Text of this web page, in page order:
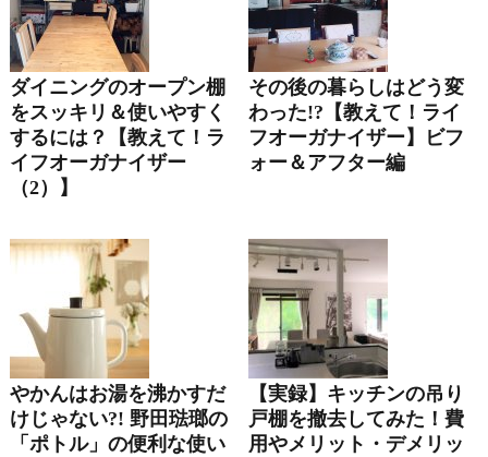
ダイニングのオープン棚
をスッキリ＆使いやすく
するには？【教えて！ラ
イフオーガナイザー
（2）】
その後の暮らしはどう変
わった!?【教えて！ライ
フオーガナイザー】ビフ
ォー＆アフター編
やかんはお湯を沸かすだ
けじゃない?! 野田琺瑯の
「ポトル」の便利な使い
【実録】キッチンの吊り
戸棚を撤去してみた！費
用やメリット・デメリッ